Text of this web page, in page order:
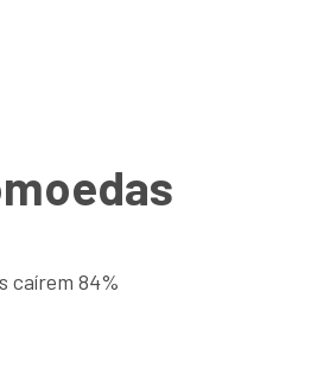
caírem 84%